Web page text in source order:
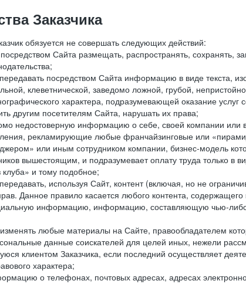
Заказчика
обязуется не совершать следующих действий:
Сайта размещать, распространять, сохранять,
посредством Сайта информацию в виде текста,
клеветнической, заведомо ложной, грубой,
характера, подразумевающей оказание
другим посетителям Сайта, нарушать их права;
недостоверную информацию о себе, своей компании или
рекламирующие любые франчайзинговые или
или иным сотрудником компании, бизнес-модель
вышестоящим, и подразумевает оплату труда только в
и тому подобное;
используя Сайт, контент (включая, но не
Данное правило касается любого контента,
информацию, информацию, составляющую чью-либо
любые материалы на Сайте, правообладателем
данные соискателей для целей иных, нежели
клиентом Заказчика, если последний осуществляет
характера;
о телефонах, почтовых адресах, адресах